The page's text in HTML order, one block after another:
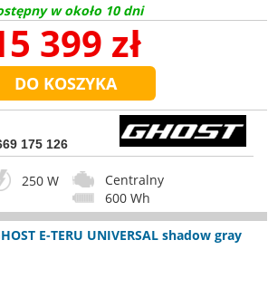
w około 10 dni
399 zł
175 126
250 W
Centralny
600 Wh
E-TERU UNIVERSAL shadow gray